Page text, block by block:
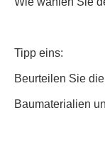
Tipp eins:
Beurteilen Sie
Baumaterialien